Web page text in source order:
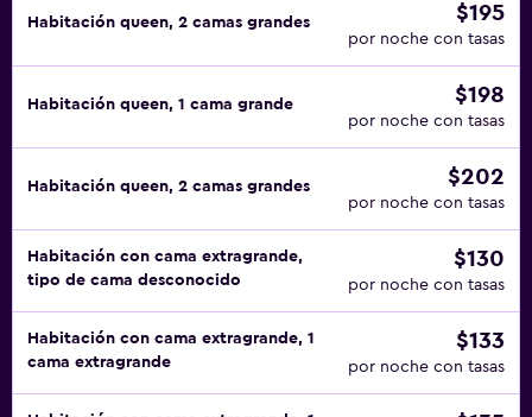
Habitación queen, 2 camas grandes $195
por noche con tasas
Habitación queen, 1 cama grande $198
por noche con tasas
Habitación queen, 2 camas grandes $202
por noche con tasas
Habitación con cama extragrande,
tipo de cama desconocido
$130
por noche con tasas
Habitación con cama extragrande, 1
cama extragrande
$133
por noche con tasas